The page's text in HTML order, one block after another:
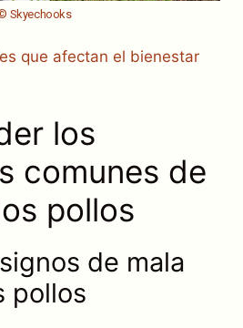
Skyechooks
que afectan el bienestar
los
comunes de
pollos
de mala
pollos